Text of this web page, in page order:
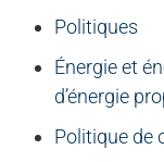
Politiques
Énergie et
d’énergie
Politique de